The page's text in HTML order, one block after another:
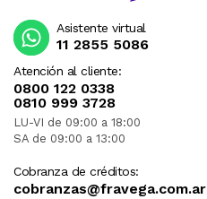
Atención al cliente:
0800 122 0338
0810 999 3728
LU-VI de 09:00 a 18:00
SA de 09:00 a 13:00
Cobranza de créditos:
cobranzas@fravega.com.ar
Asistente virtual
11 2855 5086